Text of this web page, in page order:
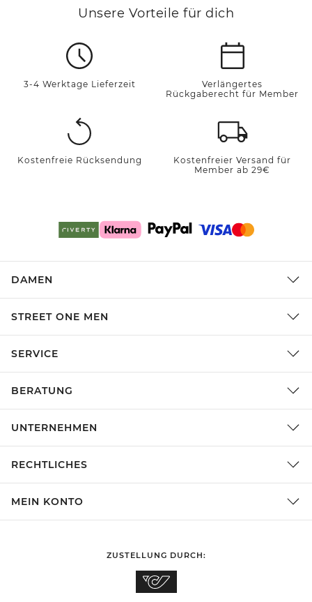
Unsere Vorteile für dich
3-4 Werktage Lieferzeit
Verlängertes
Rückgaberecht für Member
Kostenfreie Rücksendung
Kostenfreier Versand für
Member ab 29€
DAMEN
STREET ONE MEN
SERVICE
BERATUNG
UNTERNEHMEN
RECHTLICHES
MEIN KONTO
ZUSTELLUNG DURCH: